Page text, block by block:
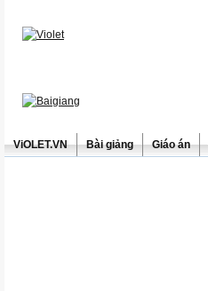
ViOLET.VN Bài giảng Giáo án